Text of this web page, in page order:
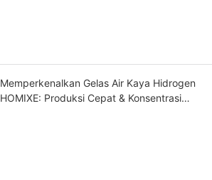
Memperkenalkan Gelas Air Kaya Hidrogen
HOMIXE: Produksi Cepat & Konsentrasi